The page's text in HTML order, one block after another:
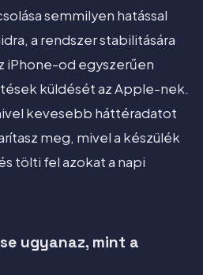
semmilyen hatással
a rendszer stabilitására
iPhone-od egyszerűen
küldését az Apple-nek.
kevesebb háttéradatot
meg, mivel a készülék
tölti fel azokat a napi
ugyanaz, mint a